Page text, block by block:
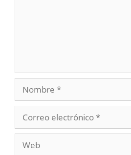
Nombre
electrónico